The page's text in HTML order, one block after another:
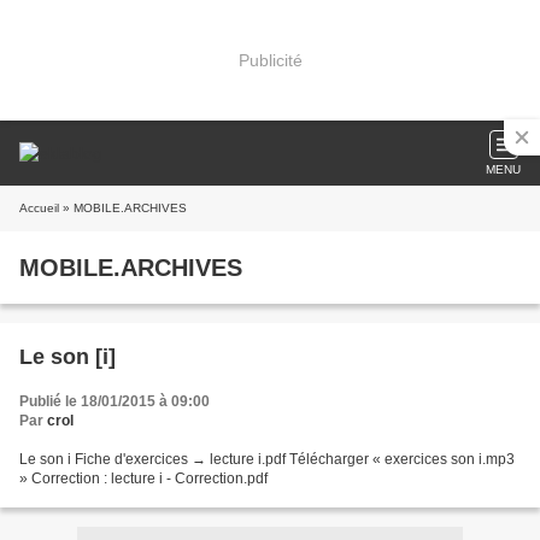
Publicité
MENU
Accueil » MOBILE.ARCHIVES
MOBILE.ARCHIVES
Le son [i]
Publié le 18/01/2015 à 09:00
Par crol
Le son i Fiche d'exercices → lecture i.pdf Télécharger « exercices son i.mp3
» Correction : lecture i - Correction.pdf